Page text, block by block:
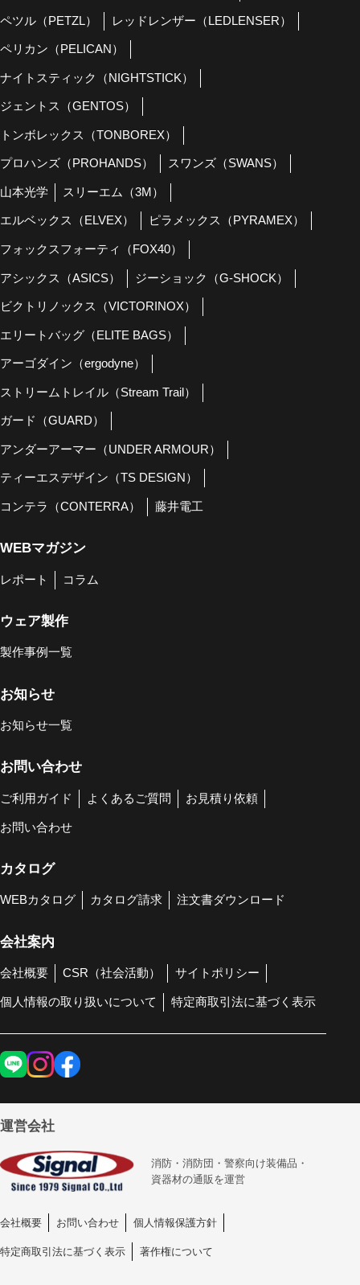
ペツル（PETZL） レッドレンザー（LEDLENSER）
ペリカン（PELICAN）
ナイトスティック（NIGHTSTICK）
ジェントス（GENTOS）
トンボレックス（TONBOREX）
プロハンズ（PROHANDS） スワンズ（SWANS）
山本光学 スリーエム（3M）
エルベックス（ELVEX） ピラメックス（PYRAMEX）
フォックスフォーティ（FOX40）
アシックス（ASICS） ジーショック（G-SHOCK）
ビクトリノックス（VICTORINOX）
エリートバッグ（ELITE BAGS）
アーゴダイン（ergodyne）
ストリームトレイル（Stream Trail）
ガード（GUARD）
アンダーアーマー（UNDER ARMOUR）
ティーエスデザイン（TS DESIGN）
コンテラ（CONTERRA） 藤井電工
WEBマガジン
レポート コラム
ウェア製作
製作事例一覧
お知らせ
お知らせ一覧
お問い合わせ
ご利用ガイド よくあるご質問 お見積り依頼
お問い合わせ
カタログ
WEBカタログ カタログ請求 注文書ダウンロード
会社案内
会社概要 CSR（社会活動） サイトポリシー
個人情報の取り扱いについて 特定商取引法に基づく表示
運営会社
消防・消防団・警察向け装備品・
資器材の通販を運営
会社概要 お問い合わせ 個人情報保護方針
特定商取引法に基づく表示 著作権について